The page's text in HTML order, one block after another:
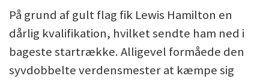
På grund af gult flag fik Lewis Hamilton en
dårlig kvalifikation, hvilket sendte ham ned i
bageste startrække. Alligevel formåede den
syvdobbelte verdensmester at kæmpe sig